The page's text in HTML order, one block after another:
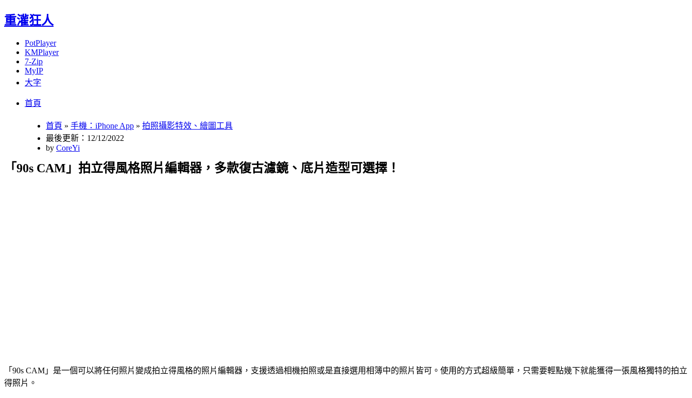
重灌狂人
PotPlayer
KMPlayer
7-Zip
MyIP
大字
首頁
首頁 » 手機：iPhone App » 拍照攝影特效、繪圖工具
最後更新：12/12/2022
by CoreYi
「90s CAM」拍立得風格照片編輯器，多款復古濾鏡、底片造型可選擇！
「90s CAM」是一個可以將任何照片變成拍立得風格的照片編輯器，支援透過相機拍照或是直接選用相簿中的照片皆可。使用的方式超級簡單，只需要輕點幾下就能獲得一張風格獨特的拍立
得照片。